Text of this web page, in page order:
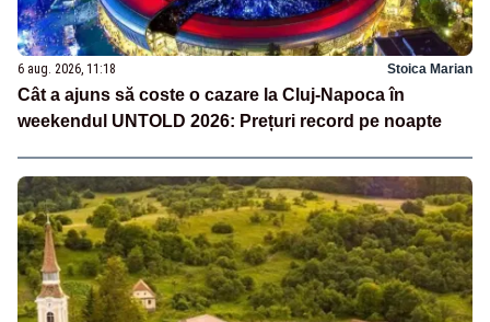
6 aug. 2026, 11:18 Stoica Marian
Cât a ajuns să coste o cazare la Cluj-Napoca în
weekendul UNTOLD 2026: Prețuri record pe noapte